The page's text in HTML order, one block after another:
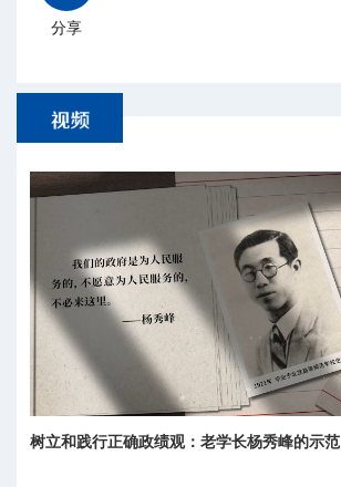
分享
树立和践行正确政绩观：老学长杨秀峰的示范